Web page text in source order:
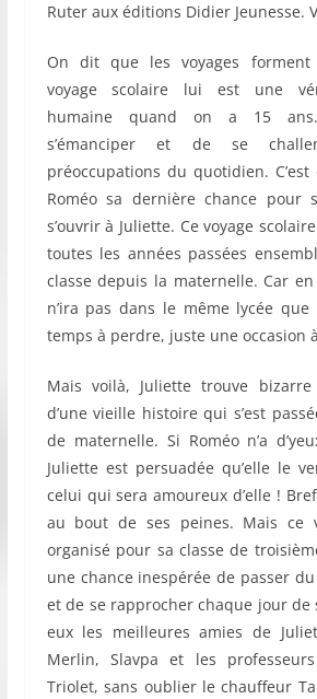
Ruter aux éditions Didier Jeunesse.
On dit que les voyages forment
voyage scolaire lui est une
humaine quand on a 15 ans.
s’émanciper et de se
préoccupations du quotidien.
Roméo sa dernière chance pour
s’ouvrir à Juliette. Ce voyage
toutes les années passées
classe depuis la maternelle. Car en
n’ira pas dans le même lycée que
temps à perdre, juste une occasion
Mais voilà, Juliette trouve bizarre
d’une vieille histoire qui s’est
de maternelle. Si Roméo n’a
Juliette est persuadée qu’elle le
celui qui sera amoureux d’elle ! Bref
au bout de ses peines. Mais ce
organisé pour sa classe de
une chance inespérée de passer
et de se rapprocher chaque jour de
eux les meilleures amies de
Merlin, Slavpa et les
Triolet, sans oublier le chauffeur